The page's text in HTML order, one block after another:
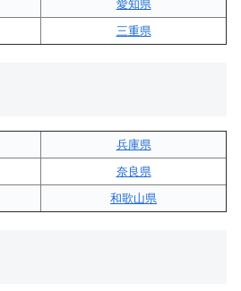
愛知県
三重県
兵庫県
奈良県
和歌山県